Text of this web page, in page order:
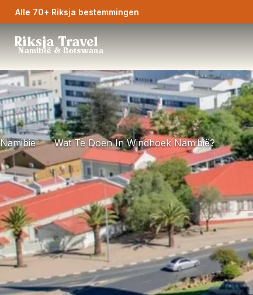
Alle 70+ Riksja bestemmingen
Riksja Travel
Namibië & Botswana
Namibie Wat Te Doen In Windhoek Namibië?